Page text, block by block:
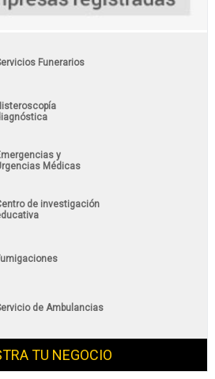
Funerarios
y
Médicas
de investigación
de Ambulancias
TU NEGOCIO